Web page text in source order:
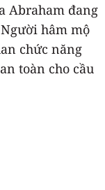
Abraham đang
hâm mộ
chức năng
toàn cho cầu